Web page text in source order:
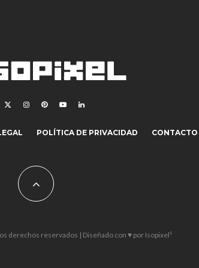
POLÍTICA DE PRIVACIDAD CONTACTO
derechos reservados | Diseñado con ♥ porIsopixel¹